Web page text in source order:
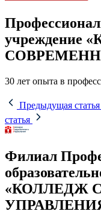
учреждение
30 лет опыта в
Предыдущая статья
статья
Филиал
«КОЛЛЕДЖ